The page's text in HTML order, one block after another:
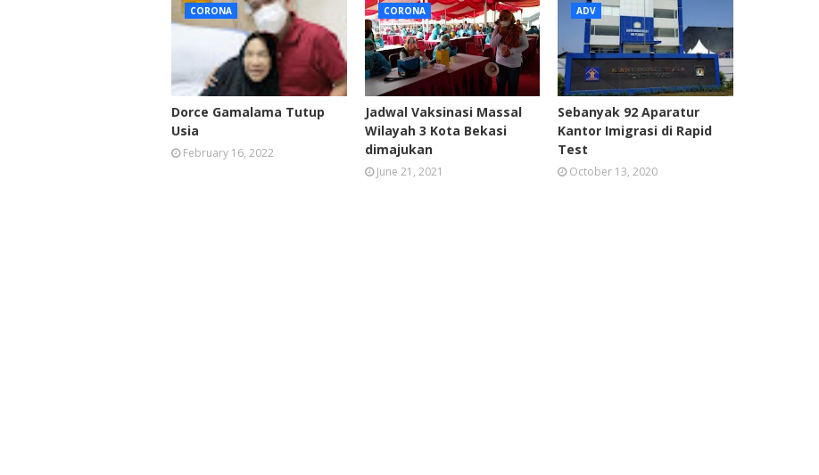
CORONA
Dorce Gamalama Tutup
Usia
February 16, 2022
CORONA
Jadwal Vaksinasi Massal
Wilayah 3 Kota Bekasi
dimajukan
June 21, 2021
ADV
Sebanyak 92 Aparatur
Kantor Imigrasi di Rapid
Test
October 13, 2020